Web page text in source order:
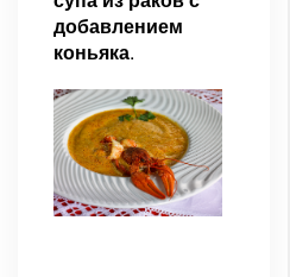
добавлением
коньяка.